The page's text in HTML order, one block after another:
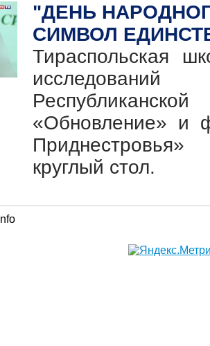
"ДЕНЬ
СИМВОЛ
Тираспольская
«Обновление» и
круглый стол.